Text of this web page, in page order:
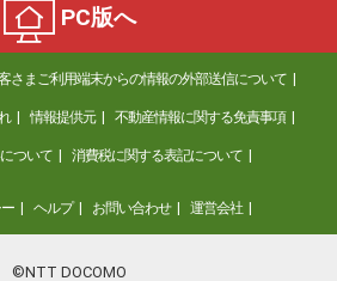
PC版へ
さまご利用端末からの情報の外部送信について
情報提供元 不動産情報に関する免責事項
ついて 消費税に関する表記について
ヘルプ お問い合わせ 運営会社
©NTT DOCOMO